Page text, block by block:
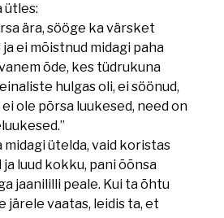
ütles:
ära, sööge ka värsket
ja ei mõistnud midagi paha
õde, kes tüdrukuna
hulgas oli, ei söönud,
ole põrsa luukesed, need on
midagi ütelda, vaid koristas
luud kokku, pani õõnsa
jaanililli peale. Kui ta õhtu
järele vaatas, leidis ta, et